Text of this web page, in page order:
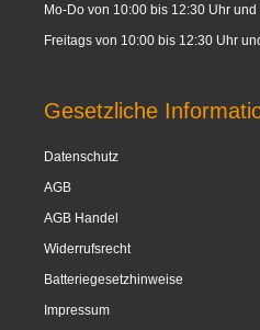
Mo-Do von 10:00 bis 12:30 Uhr
Freitags von 10:00 bis 12:30 Uhr
Gesetzliche
Datenschutz
AGB
AGB Handel
Widerrufsrecht
Batteriegesetzhinweise
Impressum